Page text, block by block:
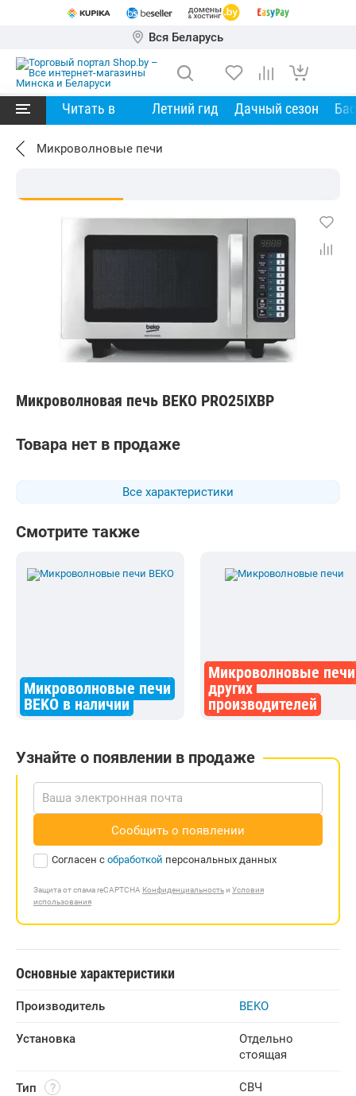
Вся Беларусь
Читать в Летний гид Дачный сезон
Микроволновые печи
Микроволновая печь BEKO PRO25IXBP
Все характеристики
Товара нет в продаже
Смотрите также
Микроволновые печи
BEKO в наличии
Микроволновые печи
других
производителей
Узнайте о появлении в продаже
Сообщить о появлении
Согласен с обработкой персональных данных
Защита от спама reCAPTCHA Конфиденциальностьи Условия
использования
Основные характеристики
Производитель BEKO
Установка
Отдельно
стоящая
Тип СВЧ